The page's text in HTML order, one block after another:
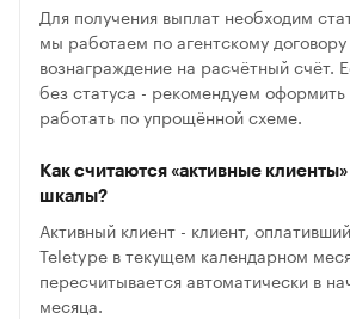
Для получения выплат необходим
мы работаем по агентскому
вознаграждение на расчётный счёт.
без статуса - рекомендуем оформить
работать по упрощённой схеме.
Как считаются «активные
шкалы?
Активный клиент - клиент,
Teletype в текущем календарном
пересчитывается автоматически в
месяца.